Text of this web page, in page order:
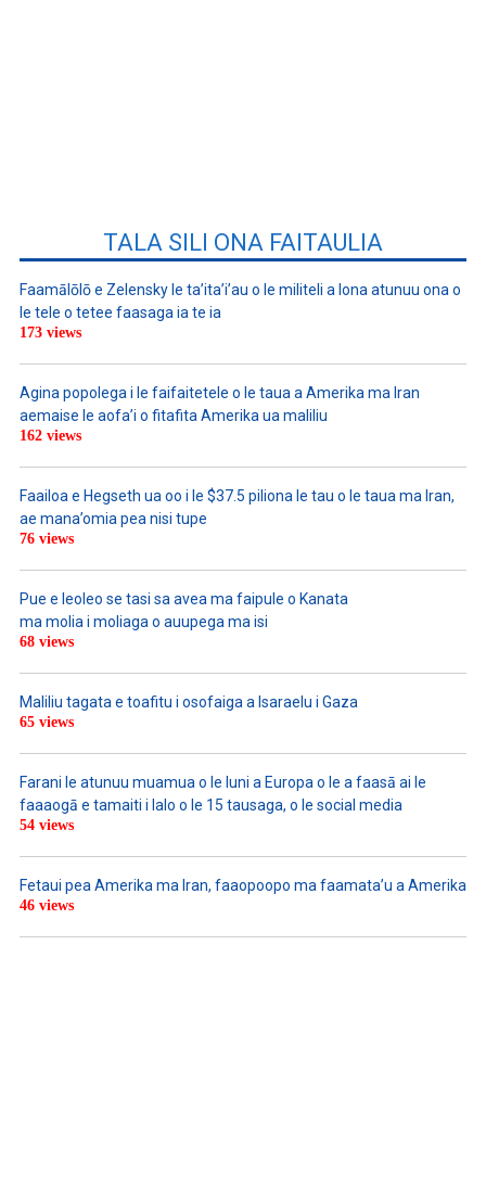
TALA SILI ONA FAITAULIA
Faamālōlō e Zelensky le ta’ita’i’au o le militeli a lona atunuu ona o
le tele o tetee faasaga ia te ia
173 views
Agina popolega i le faifaitetele o le taua a Amerika ma Iran
aemaise le aofa’i o fitafita Amerika ua maliliu
162 views
Faailoa e Hegseth ua oo i le $37.5 piliona le tau o le taua ma Iran,
ae mana’omia pea nisi tupe
76 views
Pue e leoleo se tasi sa avea ma faipule o Kanata
ma molia i moliaga o auupega ma isi
68 views
Maliliu tagata e toafitu i osofaiga a Isaraelu i Gaza
65 views
Farani le atunuu muamua o le Iuni a Europa o le a faasā ai le
faaaogā e tamaiti i lalo o le 15 tausaga, o le social media
54 views
Fetaui pea Amerika ma Iran, faaopoopo ma faamata’u a Amerika
46 views